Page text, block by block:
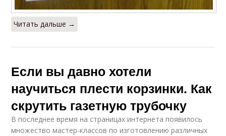
Читать дальше →
Если вы давно хотели
научиться плести корзинки. Как
скрутить газетную трубочку
В последнее время на страницах интернета появилось
множество мастер-классов по изготовлению различных